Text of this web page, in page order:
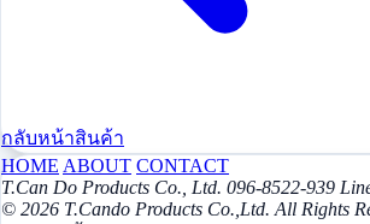
กลับหน้าสินค้า
HOME ABOUT CONTACT
T.Can Do Products Co., Ltd. 096-8522-939
© 2026 T.Cando Products Co.,Ltd. All Rights